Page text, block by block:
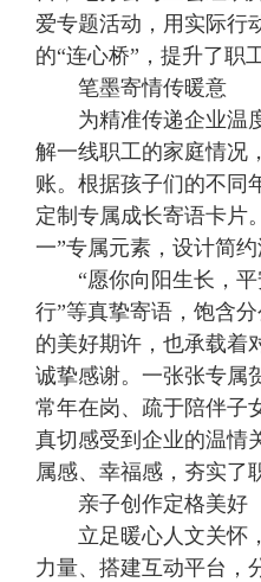
爱专题活动，用实际行
的“连心桥”，提升了职
笔墨寄情传暖意
为精准传递企业温度
解一线职工的家庭情况
账。根据孩子们的不同
定制专属成长寄语卡片
一”专属元素，设计简约
“愿你向阳生长，平
行”等真挚寄语，饱含
的美好期许，也承载着
诚挚感谢。一张张专属
常年在岗、疏于陪伴子
真切感受到企业的温情
属感、幸福感，夯实了
亲子创作定格美好
立足暖心人文关怀，
力量、搭建互动平台，